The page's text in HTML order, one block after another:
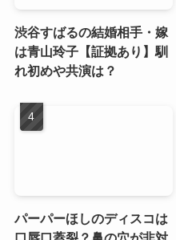
渋谷すばるの結婚相手・嫁
は青山玲子【証拠あり】馴
れ初めや共演は？
パーパーほしのディスコは